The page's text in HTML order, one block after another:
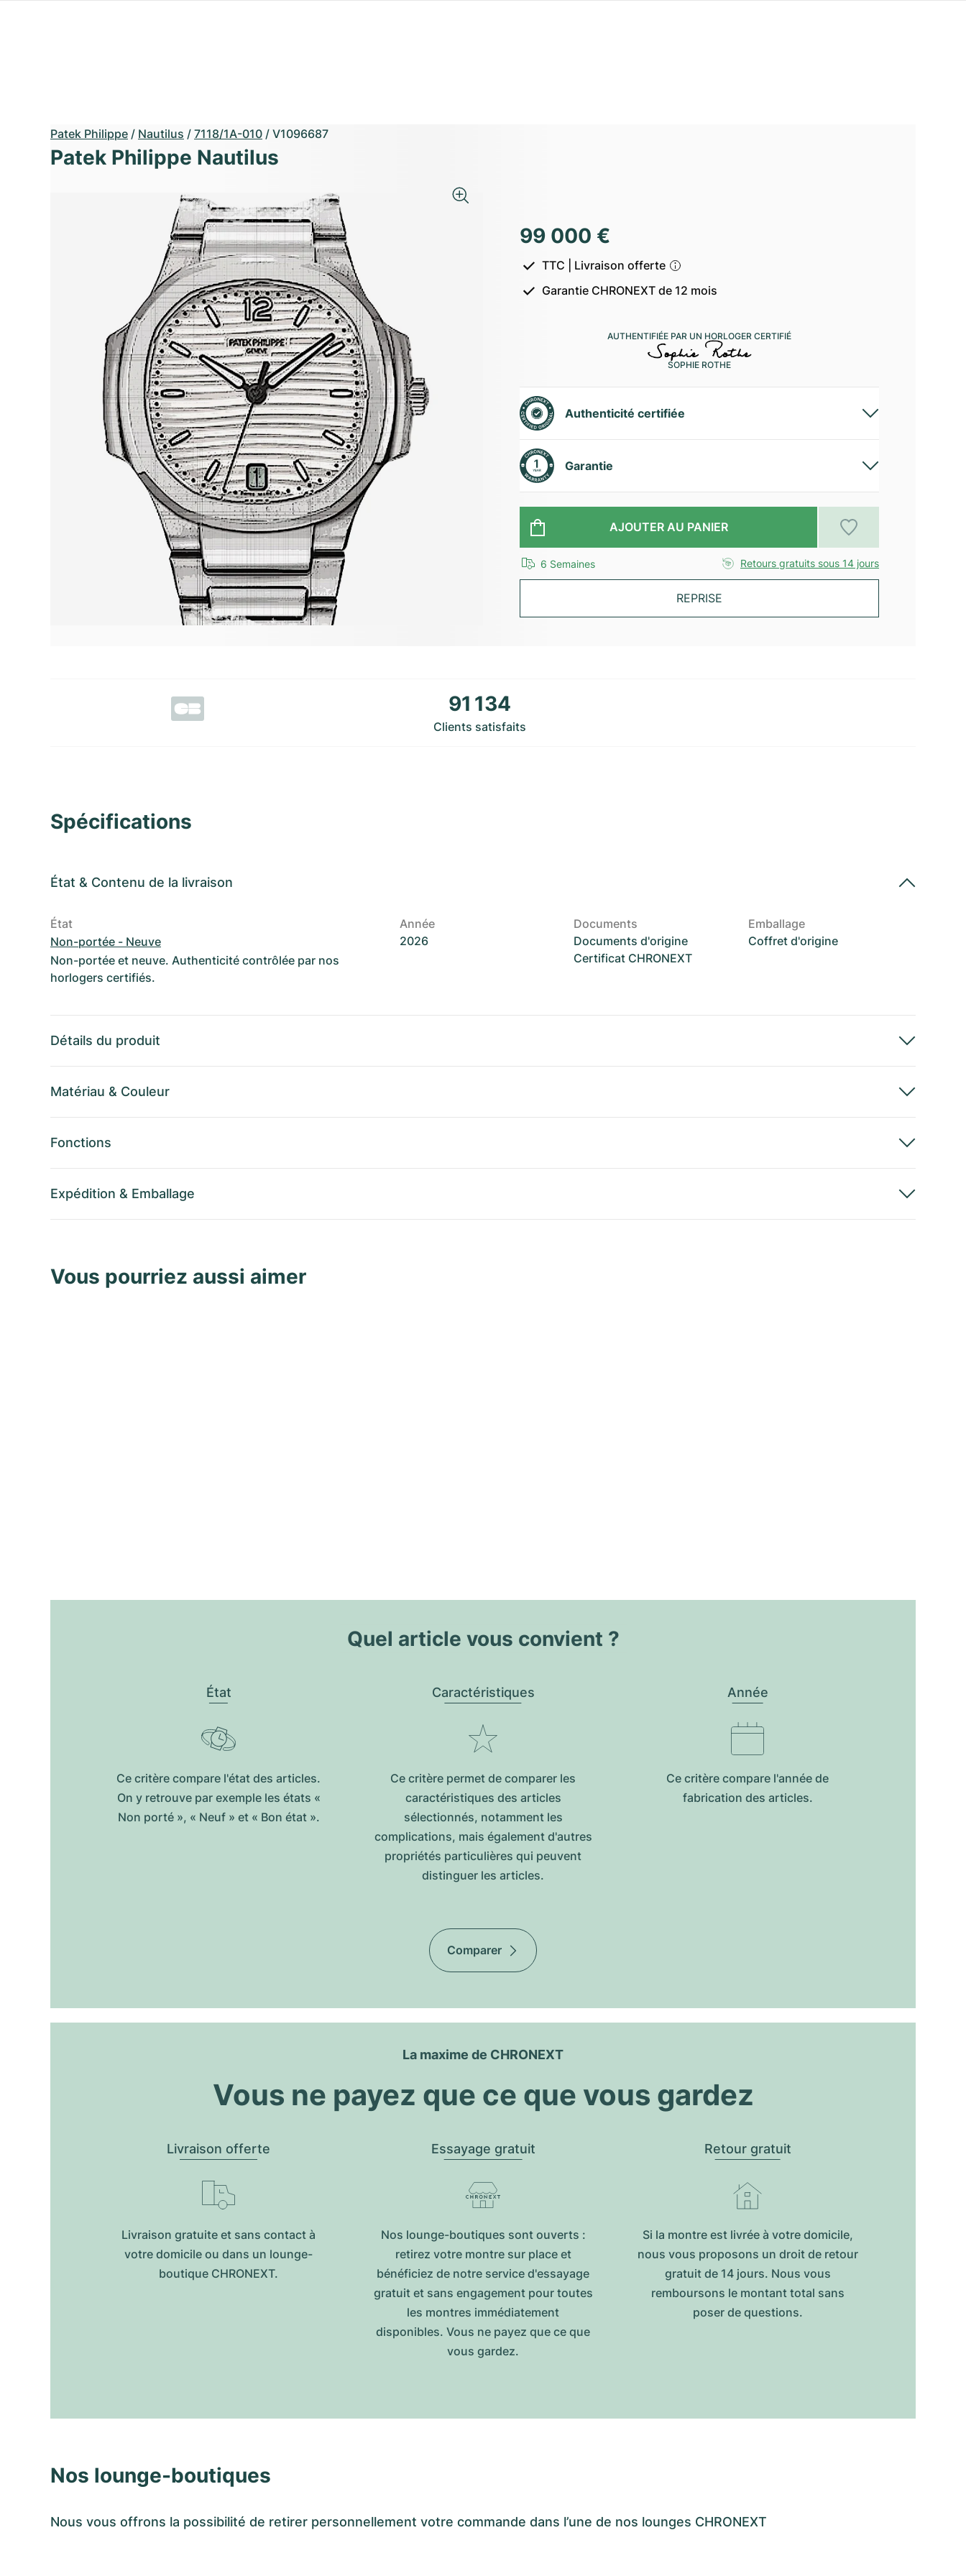
Patek Philippe / Nautilus / 7118/1A-010 / V1096687
Patek Philippe Nautilus
99 000 €
TTC | Livraison offerte
Garantie CHRONEXT de 12 mois
AUTHENTIFIÉE PAR UN HORLOGER CERTIFIÉ
SOPHIE ROTHE
Authenticité certifiée
Garantie
AJOUTER AU PANIER
6 Semaines Retours gratuits sous 14 jours
REPRISE
91 134
Clients satisfaits
Spécifications
État & Contenu de la livraison
État
Non-portée - Neuve
Non-portée et neuve. Authenticité contrôlée par nos
horlogers certifiés.
Année
2026
Documents
Documents d'origine
Certificat CHRONEXT
Emballage
Coffret d'origine
Détails du produit
Matériau & Couleur
Fonctions
Expédition & Emballage
Vous pourriez aussi aimer
Quel article vous convient ?
État
Ce critère compare l'état des articles.
On y retrouve par exemple les états «
Non porté », « Neuf » et « Bon état ».
Caractéristiques
Ce critère permet de comparer les
caractéristiques des articles
sélectionnés, notamment les
complications, mais également d'autres
propriétés particulières qui peuvent
distinguer les articles.
Année
Ce critère compare l'année de
fabrication des articles.
Comparer
La maxime de CHRONEXT
Vous ne payez que ce que vous gardez
Livraison offerte
Livraison gratuite et sans contact à
votre domicile ou dans un lounge-
boutique CHRONEXT.
Essayage gratuit
Nos lounge-boutiques sont ouverts :
retirez votre montre sur place et
bénéficiez de notre service d'essayage
gratuit et sans engagement pour toutes
les montres immédiatement
disponibles. Vous ne payez que ce que
vous gardez.
Retour gratuit
Si la montre est livrée à votre domicile,
nous vous proposons un droit de retour
gratuit de 14 jours. Nous vous
remboursons le montant total sans
poser de questions.
Nos lounge-boutiques
Nous vous offrons la possibilité de retirer personnellement votre commande dans l’une de nos lounges CHRONEXT